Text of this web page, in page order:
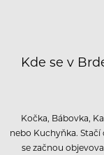
Kde se v
Kočka, Bábovka,
nebo Kuchyňka.
se začnou